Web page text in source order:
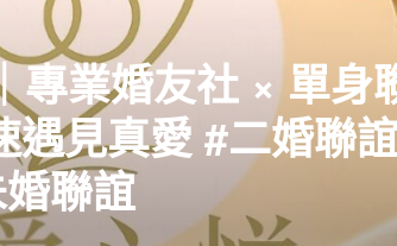
專業婚友社 × 單身
遇見真愛 #二婚聯
聯誼